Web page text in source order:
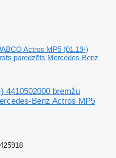
Actros MP5 (01.19-)
paredzēts Mercedes-Benz
4410502000 bremžu
Benz Actros MP5